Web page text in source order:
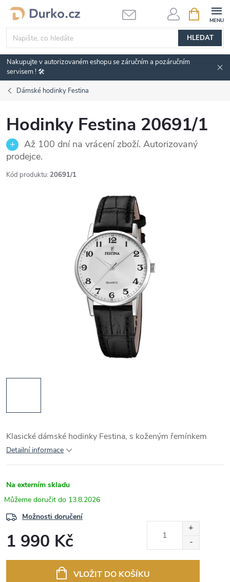
Přejít
obsah
HLEDAT
NÁKUPNÍ
KOŠÍK
Nakupujte v autorizovaném eshopu se záručním a pozáručním
servisem ! 🛠️
Dámské hodinky Festina
Hodinky Festina 20691/1
Až 100 dní na vrácení zboží. Autorizovaný
prodejce.
Kód produktu: 20691/1
Klasické dámské hodinky Festina, s koženým řemínkem
Detailní informace
Na externím skladu
13.8.2026
Možnosti doručení
1 990 Kč
VLOŽIT DO KOŠÍKU